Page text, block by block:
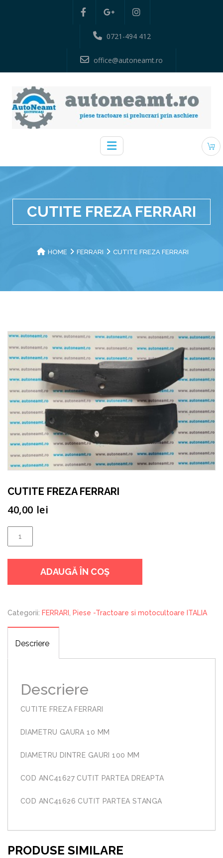
0721-494 412
office@autoneamt.ro
CUTITE FREZA FERRARI
HOME FERRARI CUTITE FREZA FERRARI
CUTITE FREZA FERRARI
40,00 lei
CUTITE
FREZA
ADAUGĂ ÎN COȘ
Categorii: FERRARI Piese -Tractoare si motocultoare ITALIA
Descriere
Descriere
CUTITE FREZA FERRARI
DIAMETRU GAURA 10 MM
DIAMETRU DINTRE GAURI 100 MM
COD ANC41627 CUTIT PARTEA DREAPTA
COD ANC41626 CUTIT PARTEA STANGA
PRODUSE SIMILARE